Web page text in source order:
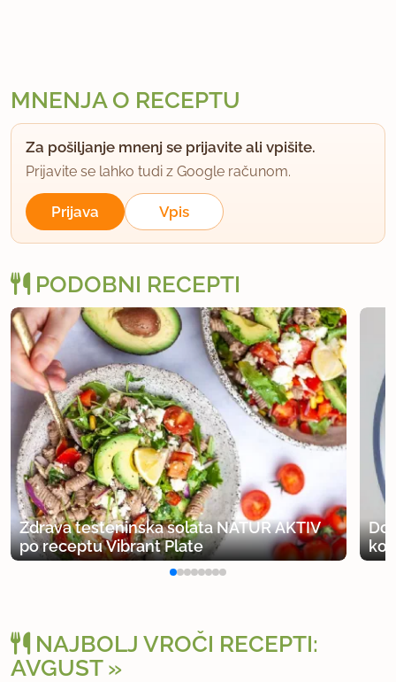
MNENJA O RECEPTU
Za pošiljanje mnenj se prijavite ali vpišite.
Prijavite se lahko tudi z Google računom.
Prijava Vpis
PODOBNI RECEPTI
Zdrava testeninska solata NATUR AKTIV
po receptu Vibrant Plate
NAJBOLJ VROČI RECEPTI:
AVGUST